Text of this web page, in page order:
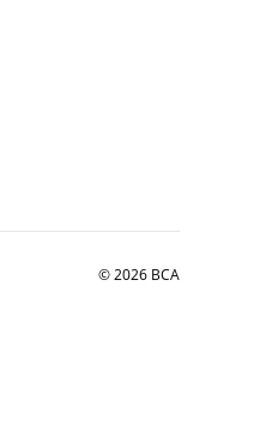
© 2026 BCA